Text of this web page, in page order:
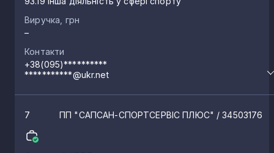
Виручка, грн
–
Контакти
+38(095)**********
***********@ukr.net
7 ПП "САПСАН-СПОРТСЕРВІС ПЛЮС" / 34503176